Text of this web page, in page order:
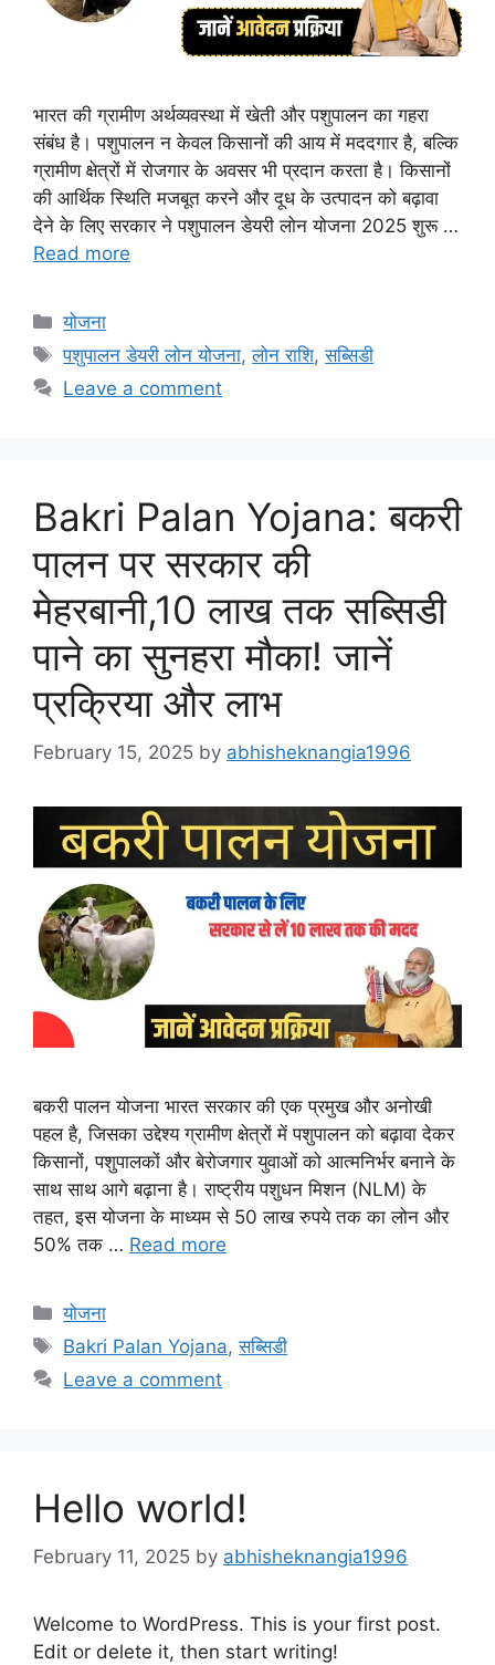
भारत की ग्रामीण अर्थव्यवस्था में खेती और पशुपालन का गहरा
संबंध है। पशुपालन न केवल किसानों की आय में मददगार है, बल्कि
ग्रामीण क्षेत्रों में रोजगार के अवसर भी प्रदान करता है। किसानों
की आर्थिक स्थिति मजबूत करने और दूध के उत्पादन को बढ़ावा
देने के लिए सरकार ने पशुपालन डेयरी लोन योजना 2025 शुरू …
Read more
Categories
योजना
Tags
पशुपालन डेयरी लोन योजना,लोन राशि,सब्सिडी
Leave a comment
Bakri Palan Yojana: बकरी
पालन पर सरकार की
मेहरबानी,10 लाख तक सब्सिडी
पाने का सुनहरा मौका! जानें
प्रक्रिया और लाभ
February 15, 2025 by abhisheknangia1996
बकरी पालन योजना भारत सरकार की एक प्रमुख और अनोखी
पहल है, जिसका उद्देश्य ग्रामीण क्षेत्रों में पशुपालन को बढ़ावा देकर
किसानों, पशुपालकों और बेरोजगार युवाओं को आत्मनिर्भर बनाने के
साथ साथ आगे बढ़ाना है। राष्ट्रीय पशुधन मिशन (NLM) के
तहत, इस योजना के माध्यम से 50 लाख रुपये तक का लोन और
50% तक … Read more
Categories
योजना
Tags
Bakri Palan Yojana,सब्सिडी
Leave a comment
Hello world!
February 11, 2025 by abhisheknangia1996
Welcome to WordPress. This is your first post.
Edit or delete it, then start writing!